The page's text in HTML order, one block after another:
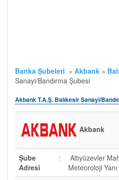
Banka Şubeleri » Akbank »
Sanayi/Bandırma Şubesi
Akbank T.A.Ş. Balıkesir Sanayi/
Akbank
Şube
Adresi
:
Altıyüzevler
Meteoroloji Yanı